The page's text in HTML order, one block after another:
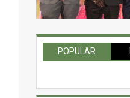
POPULAR